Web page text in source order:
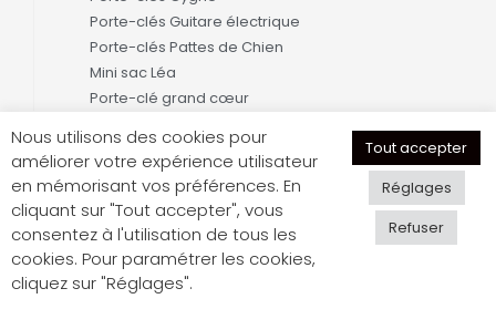
Porte-clés Guitare électrique
Porte-clés Pattes de Chien
Mini sac Léa
Porte-clé grand cœur
Nous utilisons des cookies pour
améliorer votre expérience utilisateur
en mémorisant vos préférences. En
cliquant sur "Tout accepter", vous
consentez à l'utilisation de tous les
cookies. Pour paramétrer les cookies,
cliquez sur "Réglages".
Tout accepter
Réglages
Refuser